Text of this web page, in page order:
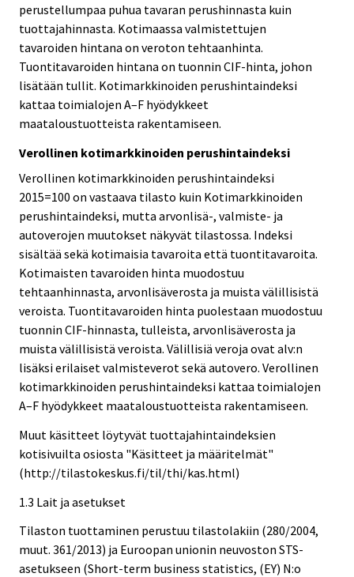
perustellumpaa puhua tavaran perushinnasta kuin
tuottajahinnasta. Kotimaassa valmistettujen
tavaroiden hintana on veroton tehtaanhinta.
Tuontitavaroiden hintana on tuonnin CIF-hinta, johon
lisätään tullit. Kotimarkkinoiden perushintaindeksi
kattaa toimialojen A–F hyödykkeet
maataloustuotteista rakentamiseen.
Verollinen kotimarkkinoiden perushintaindeksi
Verollinen kotimarkkinoiden perushintaindeksi
2015=100 on vastaava tilasto kuin Kotimarkkinoiden
perushintaindeksi, mutta arvonlisä-, valmiste- ja
autoverojen muutokset näkyvät tilastossa. Indeksi
sisältää sekä kotimaisia tavaroita että tuontitavaroita.
Kotimaisten tavaroiden hinta muodostuu
tehtaanhinnasta, arvonlisäverosta ja muista välillisistä
veroista. Tuontitavaroiden hinta puolestaan muodostuu
tuonnin CIF-hinnasta, tulleista, arvonlisäverosta ja
muista välillisistä veroista. Välillisiä veroja ovat alv:n
lisäksi erilaiset valmisteverot sekä autovero. Verollinen
kotimarkkinoiden perushintaindeksi kattaa toimialojen
A–F hyödykkeet maataloustuotteista rakentamiseen.
Muut käsitteet löytyvät tuottajahintaindeksien
kotisivuilta osiosta "Käsitteet ja määritelmät"
(http://tilastokeskus.fi/til/thi/kas.html)
1.3 Lait ja asetukset
Tilaston tuottaminen perustuu tilastolakiin (280/2004,
muut. 361/2013) ja Euroopan unionin neuvoston STS-
asetukseen (Short-term business statistics, (EY) N:o